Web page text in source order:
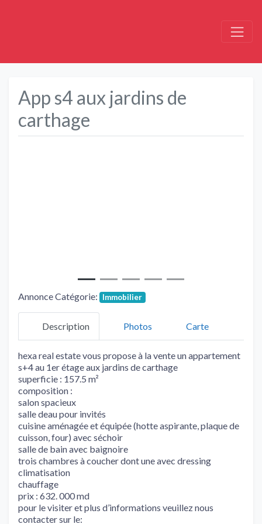
App s4 aux jardins de
carthage
Annonce Catégorie: Immobilier
Description Photos Carte
hexa real estate vous propose à la vente un appartement
s+4 au 1er étage aux jardins de carthage
superficie : 157.5 m²
composition :
salon spacieux
salle deau pour invités
cuisine aménagée et équipée (hotte aspirante, plaque de
cuisson, four) avec séchoir
salle de bain avec baignoire
trois chambres à coucher dont une avec dressing
climatisation
chauffage
prix : 632. 000 md
pour le visiter et plus d’informations veuillez nous
contacter sur le: